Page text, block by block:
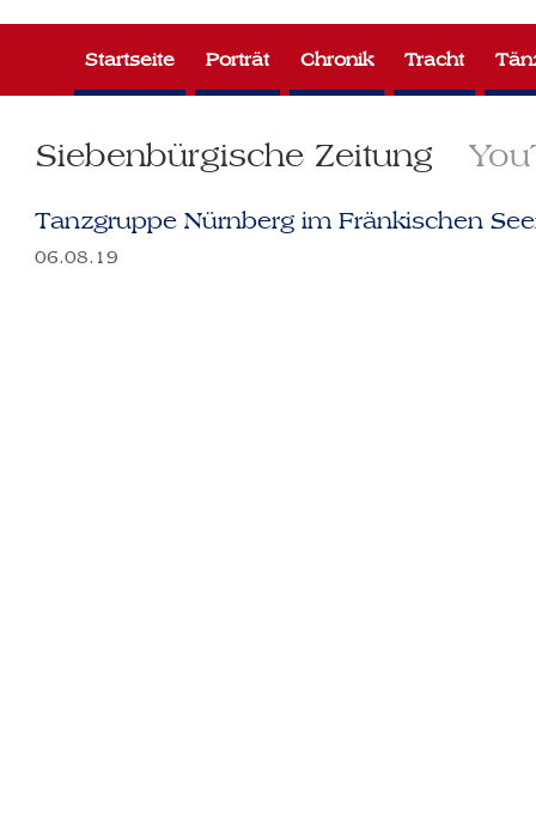
Siebenbürgische Zeitung
Startseite Porträt Chronik Tracht
Tanzgruppe Nürnberg im Fränkischen
06.08.19